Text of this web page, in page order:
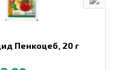
3 года после покупки,
Пенкоцеб, 20 г